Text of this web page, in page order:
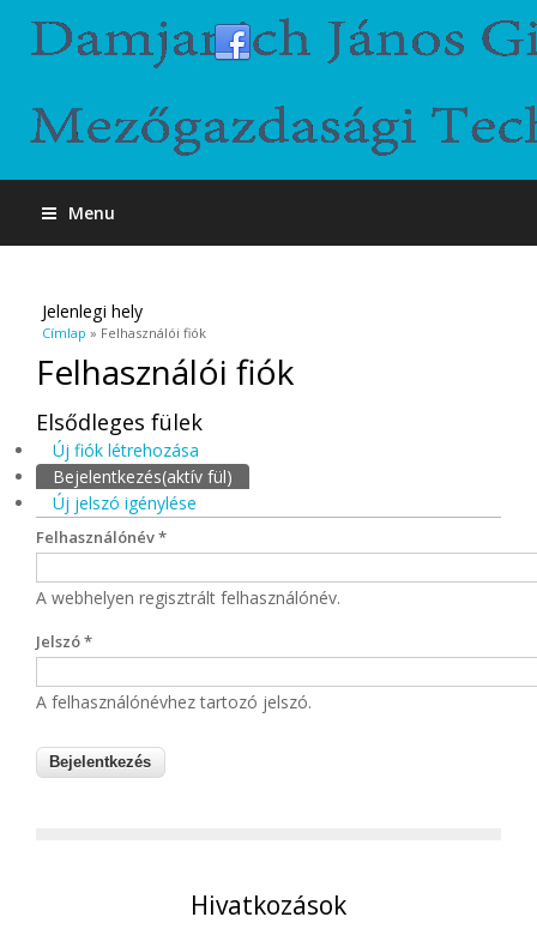
Menu
Jelenlegi hely
Címlap » Felhasználói fiók
Felhasználói fiók
Elsődleges fülek
Új fiók létrehozása
Bejelentkezés(aktív fül)
Új jelszó igénylése
Felhasználónév*
A webhelyen regisztrált felhasználónév.
Jelszó*
A felhasználónévhez tartozó jelszó.
Hivatkozások